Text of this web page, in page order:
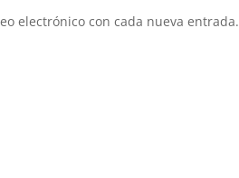
electrónico con cada nueva entrada.